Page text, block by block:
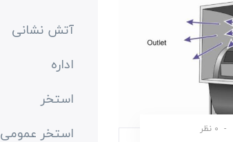
- 0 نظر
آتش نشانی
اداره
استخر
استخر عمومی